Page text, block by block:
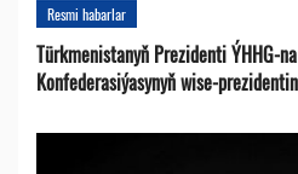
Resmi habarlar
Türkmenistanyň Prezidenti ÝHHG-
Konfederasiýasynyň wise-